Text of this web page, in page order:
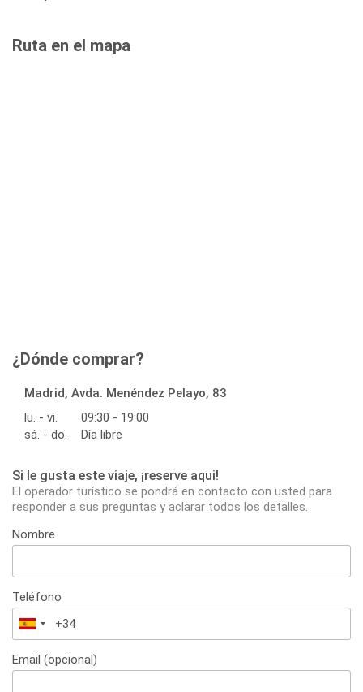
Ruta en el mapa
¿Dónde comprar?
Madrid, Avda. Menéndez Pelayo, 83
lu. - vi.
09:30 - 19:00
sá. - do.
Día libre
Si le gusta este viaje, ¡reserve aqui!
El operador turístico se pondrá en contacto con usted para
responder a sus preguntas y aclarar todos los detalles.
Nombre
Teléfono
España
+34
Email (opcional)